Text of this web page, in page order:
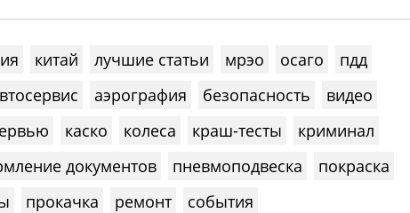
китай лучшие статьи мрэо осаго
пдд
аэрография безопасность
видео
каско колеса краш-тесты
криминал
документов пневмоподвеска
покраска
прокачка ремонт
события